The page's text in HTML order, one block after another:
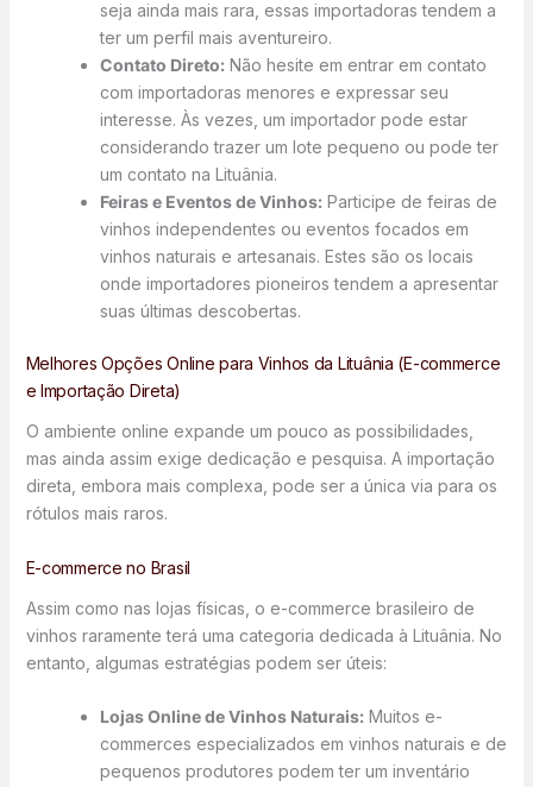
seja ainda mais rara, essas importadoras tendem a
ter um perfil mais aventureiro.
Contato Direto:Não hesite em entrar em contato
com importadoras menores e expressar seu
interesse. Às vezes, um importador pode estar
considerando trazer um lote pequeno ou pode ter
um contato na Lituânia.
Feiras e Eventos de Vinhos:Participe de feiras de
vinhos independentes ou eventos focados em
vinhos naturais e artesanais. Estes são os locais
onde importadores pioneiros tendem a apresentar
suas últimas descobertas.
Melhores Opções Online para Vinhos da Lituânia (E-commerce
e Importação Direta)
O ambiente online expande um pouco as possibilidades,
mas ainda assim exige dedicação e pesquisa. A importação
direta, embora mais complexa, pode ser a única via para os
rótulos mais raros.
E-commerce no Brasil
Assim como nas lojas físicas, o e-commerce brasileiro de
vinhos raramente terá uma categoria dedicada à Lituânia. No
entanto, algumas estratégias podem ser úteis:
Lojas Online de Vinhos Naturais:Muitos e-
commerces especializados em vinhos naturais e de
pequenos produtores podem ter um inventário